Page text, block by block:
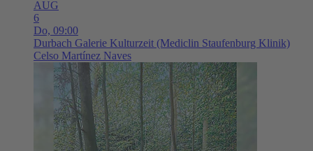
AUG
6
Do, 09:00
Durbach Galerie Kulturzeit (Mediclin Staufenburg Klinik)
Celso Martínez Naves